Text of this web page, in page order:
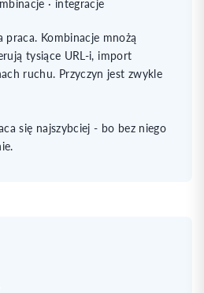
· integracje
praca. Kombinacje mnożą
tysiące URL-i, import
ruchu. Przyczyn jest zwykle
się najszybciej - bo bez niego